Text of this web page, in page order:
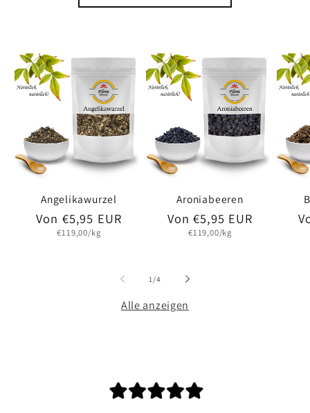
Angelikawurzel
Normaler
Preis
Von €5,95 EUR
Grundpreis
€119,00/kg
Aroniabeeren
Normaler
Preis
Von €5,95 EUR
Grundpreis
€119,00/kg
1 /von
4
Alle anzeigen